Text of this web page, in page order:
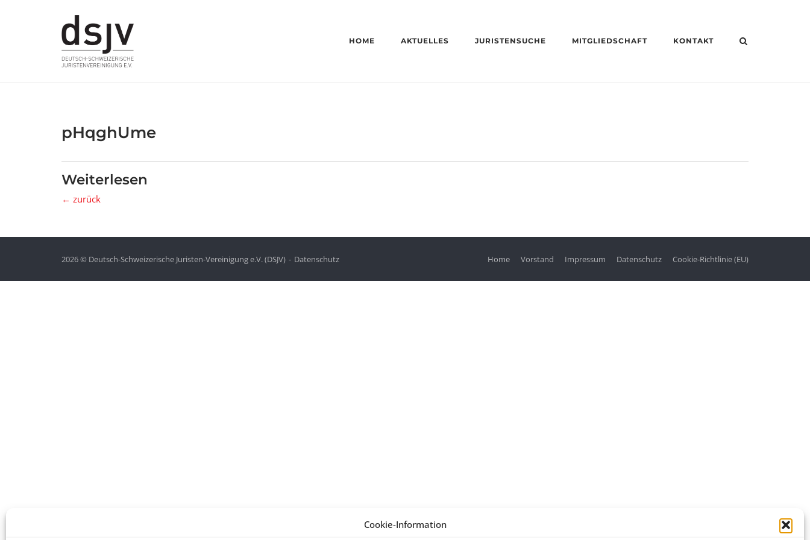
Cookie-Information
HOME AKTUELLES JURISTENSUCHE MITGLIEDSCHAFT KONTAKT
pHqghUme
Weiterlesen
← zurück
2026 © Deutsch-Schweizerische Juristen-Vereinigung e.V. (DSJV) Datenschutz Home Vorstand Impressum Datenschutz Cookie-Richtlinie (EU)